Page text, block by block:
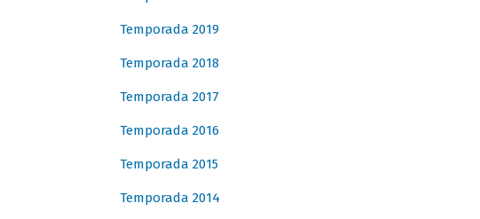
Temporada 2019
Temporada 2018
Temporada 2017
Temporada 2016
Temporada 2015
Temporada 2014